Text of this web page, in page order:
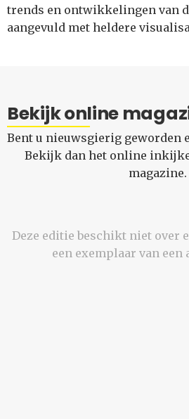
trends en ontwikkelingen van
aangevuld met heldere
Bekijk online
Bent u nieuwsgierig geworden
Bekijk dan het online
magazine.
Deze editie beschikt niet over
een exemplaar van een